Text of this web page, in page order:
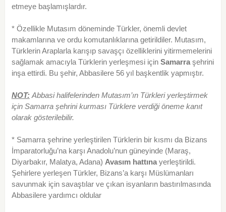
etmeye başlamışlardır.
* Özellikle Mutasım döneminde Türkler, önemli devlet
makamlarına ve ordu komutanlıklarına getirildiler. Mutasım,
Türklerin Araplarla karışıp savaşçı özelliklerini yitirmemelerini
sağlamak amacıyla Türklerin yerleşmesi için Samarra şehrini
inşa ettirdi. Bu şehir, Abbasilere 56 yıl başkentlik yapmıştır.
NOT: Abbasi halifelerinden Mutasım’ın Türkleri yerleştirmek
için Samarra şehrini kurması Türklere verdiği öneme kanıt
olarak gösterilebilir.
* Samarra şehrine yerleştirilen Türklerin bir kısmı da Bizans
İmparatorluğu’na karşı Anadolu’nun güneyinde (Maraş,
Diyarbakır, Malatya, Adana) Avasım hattınayerleştirildi.
Şehirlere yerleşen Türkler, Bizans’a karşı Müslümanları
savunmak için savaştılar ve çıkan isyanların bastırılmasında
Abbasilere yardımcı oldular